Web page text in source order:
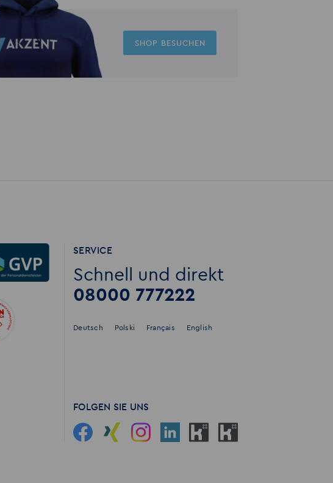
SHOP BESUCHEN
SERVICE
Schnell und direkt
08000 777222
Deutsch Polski Français English
FOLGEN SIE UNS